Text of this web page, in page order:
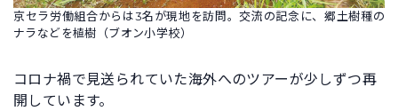
京セラ労働組合からは3名が現地を訪問。交流の記念に、郷土樹種の
ナラなどを植樹（ブオン小学校）
コロナ禍で見送られていた海外へのツアーが少しずつ再
開しています。